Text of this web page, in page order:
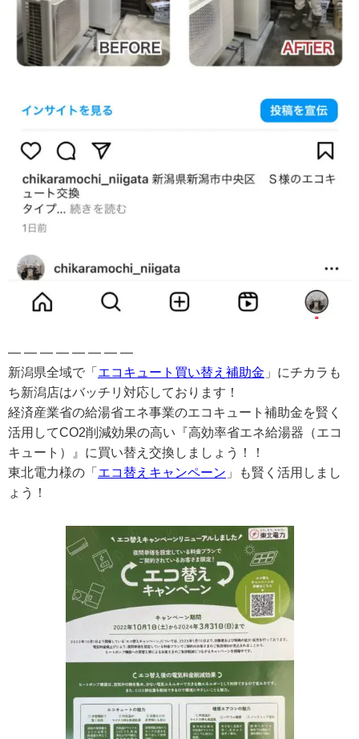
— — — — — — — —
新潟県全域で「 エコキュート買い替え補助金 」にチカラも
ち新潟店はバッチリ対応しております！
経済産業省の給湯省エネ事業のエコキュート補助金を賢く
活用してCO2削減効果の高い『高効率省エネ給湯器（エコ
キュート）』に買い替え交換しましょう！！
東北電力様の「 エコ替えキャンペーン 」も賢く活用しまし
ょう！